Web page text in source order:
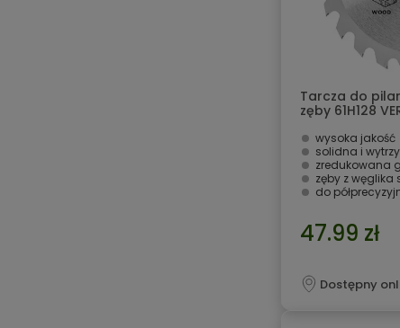
Tarcza do
zęby 61H128
wysoka jakość
solidna i
zredukowana
zęby z węglika
do
47.99 zł
Dostępny